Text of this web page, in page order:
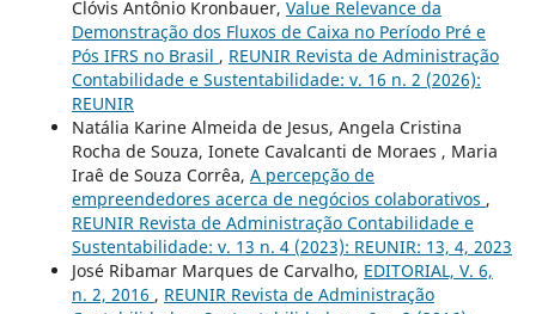
Clóvis Antônio Kronbauer, Value Relevance da
Demonstração dos Fluxos de Caixa no Período Pré e
Pós IFRS no Brasil , REUNIR Revista de Administração
Contabilidade e Sustentabilidade: v. 16 n. 2 (2026):
REUNIR
Natália Karine Almeida de Jesus, Angela Cristina
Rocha de Souza, Ionete Cavalcanti de Moraes , Maria
Iraê de Souza Corrêa, A percepção de
empreendedores acerca de negócios colaborativos ,
REUNIR Revista de Administração Contabilidade e
Sustentabilidade: v. 13 n. 4 (2023): REUNIR: 13, 4, 2023
José Ribamar Marques de Carvalho, EDITORIAL, V. 6,
n. 2, 2016 , REUNIR Revista de Administração